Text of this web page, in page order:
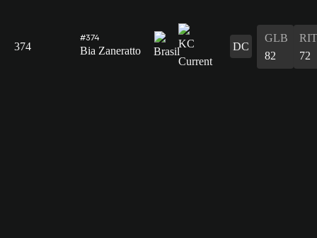
374
#374
Bia Zaneratto DC
GLB
82
RIT
72